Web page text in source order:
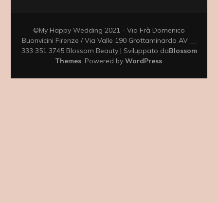
©My Happy Wedding 2021 - Via Frà Domenico
Buonvicini Firenze / Via Valle 190 Grottaminarda AV __
333 351 3745 Blossom Beauty | Sviluppato daBlossom
Themes. Powered by WordPress.